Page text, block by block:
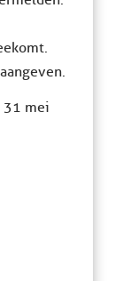
31 mei